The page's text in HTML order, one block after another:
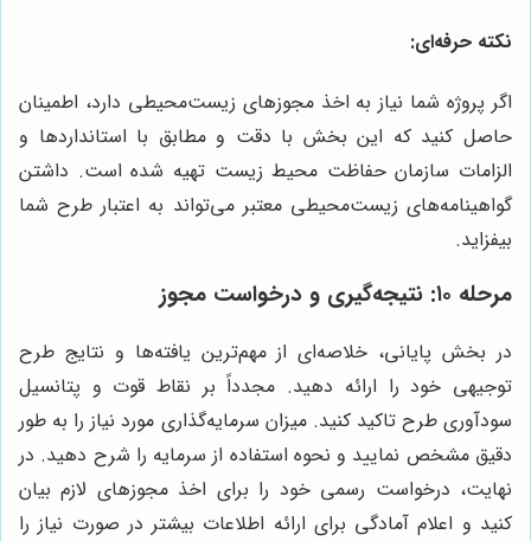
نکته حرفه‌ای:
اگر پروژه شما نیاز به اخذ مجوزهای زیست‌محیطی دارد، اطمینان
حاصل کنید که این بخش با دقت و مطابق با استانداردها و
الزامات سازمان حفاظت محیط زیست تهیه شده است. داشتن
گواهینامه‌های زیست‌محیطی معتبر می‌تواند به اعتبار طرح شما
بیفزاید.
مرحله ۱۰: نتیجه‌گیری و درخواست مجوز
در بخش پایانی، خلاصه‌ای از مهم‌ترین یافته‌ها و نتایج طرح
توجیهی خود را ارائه دهید. مجدداً بر نقاط قوت و پتانسیل
سودآوری طرح تاکید کنید. میزان سرمایه‌گذاری مورد نیاز را به طور
دقیق مشخص نمایید و نحوه استفاده از سرمایه را شرح دهید. در
نهایت، درخواست رسمی خود را برای اخذ مجوزهای لازم بیان
کنید و اعلام آمادگی برای ارائه اطلاعات بیشتر در صورت نیاز را